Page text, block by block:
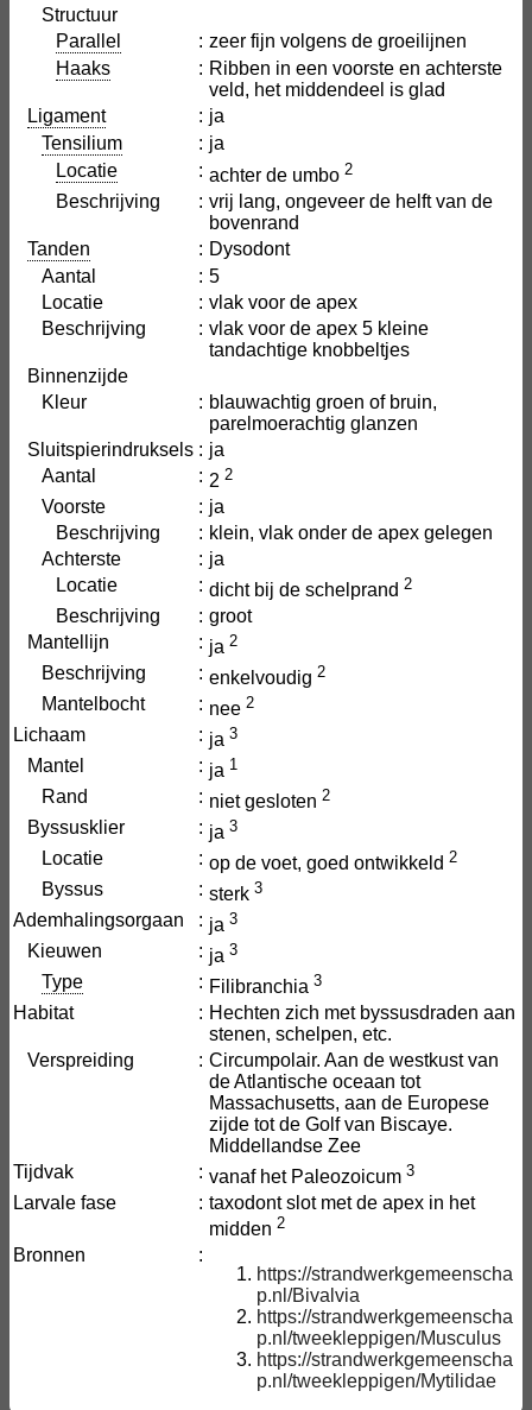
Structuur
Parallel
: zeer fijn volgens de groeilijnen
Haaks
: Ribben in een voorste en achterste
veld, het middendeel is glad
Ligament
: ja
Tensilium
: ja
Locatie
: achter de umbo 2
Beschrijving : vrij lang, ongeveer de helft van de
bovenrand
Tanden
: Dysodont
Aantal
: 5
Locatie
: vlak voor de apex
Beschrijving
: vlak voor de apex 5 kleine
tandachtige knobbeltjes
Binnenzijde
Kleur
: blauwachtig groen of bruin,
parelmoerachtig glanzen
Sluitspierindruksels : ja
Aantal
: 2 2
Voorste : ja
Beschrijving
: klein, vlak onder de apex gelegen
Achterste
: ja
Locatie
: dicht bij de schelprand 2
Beschrijving : groot
Mantellijn
: ja 2
Beschrijving : enkelvoudig 2
Mantelbocht : nee 2
Lichaam : ja 3
Mantel : ja 1
Rand : niet gesloten 2
Byssusklier : ja 3
Locatie : op de voet, goed ontwikkeld 2
Byssus : sterk 3
Ademhalingsorgaan : ja 3
Kieuwen : ja 3
Type : Filibranchia 3
Habitat : Hechten zich met byssusdraden aan
stenen, schelpen, etc.
Verspreiding
: Circumpolair. Aan de westkust van
de Atlantische oceaan tot
Massachusetts, aan de Europese
zijde tot de Golf van Biscaye.
Middellandse Zee
Tijdvak
: vanaf het Paleozoicum 3
Larvale fase : taxodont slot met de apex in het
midden 2
Bronnen
:
https://strandwerkgemeenscha
p.nl/Bivalvia
https://strandwerkgemeenscha
p.nl/tweekleppigen/Musculus
https://strandwerkgemeenscha
p.nl/tweekleppigen/Mytilidae